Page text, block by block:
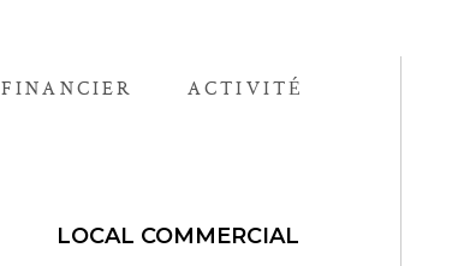
FINANCIER ACTIVITÉ
LOCAL COMMERCIAL